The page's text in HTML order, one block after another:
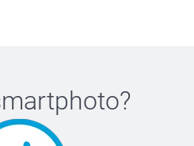
?